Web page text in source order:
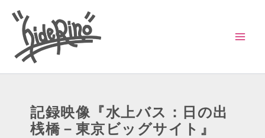
記録映像『水上バス：日の出
桟橋－東京ビッグサイト』